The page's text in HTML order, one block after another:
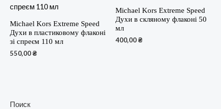
Поиск
Michael Kors Extreme Speed
Духи в пластиковому флаконі
зі спреєм 110 мл
550,00₴
Michael Kors Extreme Speed
Духи в скляному флаконі 50
мл
400,00₴